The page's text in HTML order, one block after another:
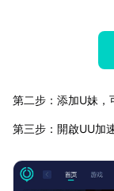
第二步：添加U妹，
第三步：開啟UU加